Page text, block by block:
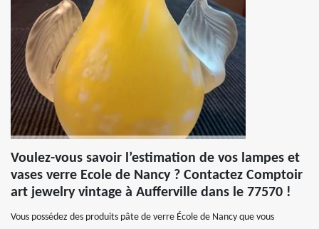
Voulez-vous savoir l’estimation de vos lampes et
vases verre Ecole de Nancy ? Contactez Comptoir
art jewelry vintage à Aufferville dans le 77570 !
Vous possédez des produits pâte de verre École de Nancy que vous